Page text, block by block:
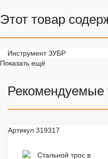
Этот товар
Инструмент ЗУБР
Показать ещё
Рекомендуемые
Артикул 319317